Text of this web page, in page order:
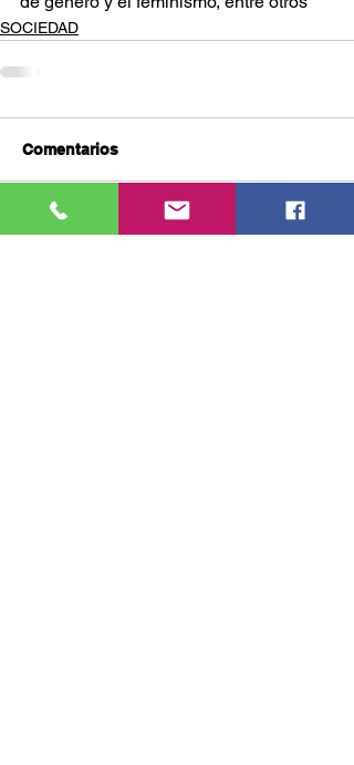
SOCIEDAD
Comentarios
Escribir un comentario...